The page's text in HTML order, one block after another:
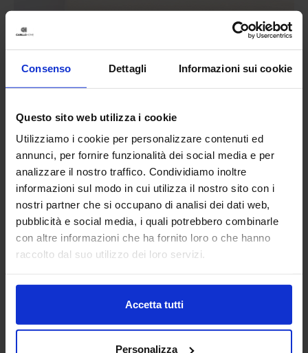
Consenso Dettagli Informazioni sui cookie
Questo sito web utilizza i cookie
Utilizziamo i cookie per personalizzare contenuti ed
annunci, per fornire funzionalità dei social media e per
analizzare il nostro traffico. Condividiamo inoltre
informazioni sul modo in cui utilizza il nostro sito con i
nostri partner che si occupano di analisi dei dati web,
pubblicità e social media, i quali potrebbero combinarle
con altre informazioni che ha fornito loro o che hanno
raccolto dal suo utilizzo dei loro servizi.
Accetta tutti
Personalizza
Riviera
Guanciale Memory